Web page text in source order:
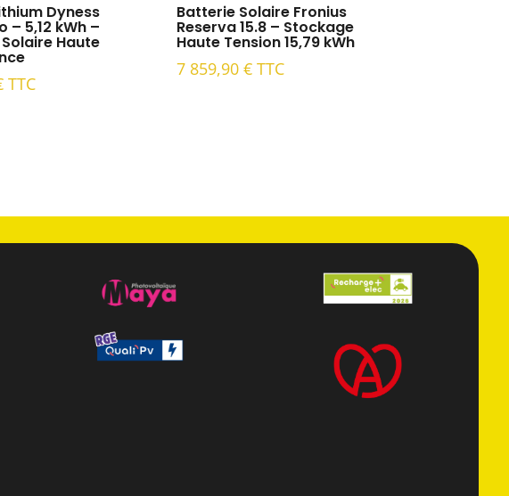
Dyness
– 5,12 kWh –
Haute
TTC
Batterie Solaire Fronius
Reserva 15.8 – Stockage
Haute Tension 15,79 kWh
7 859,90€ TTC